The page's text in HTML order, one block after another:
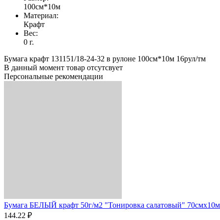
100см*10м
Материал:
Крафт
Вес:
0 г.
Бумага крафт 131151/18-24-32 в рулоне 100см*10м 16рул/тм
В данный момент товар отсутсвует
Персональные рекомендации
Бумага БЕЛЫЙ крафт 50г/м2 "Тонировка салатовый"
144.22 ₽